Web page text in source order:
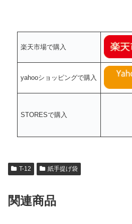
楽天市場で購入
yahooショッピングで購入
STORESで購入
T-12 紙手提げ袋
関連商品